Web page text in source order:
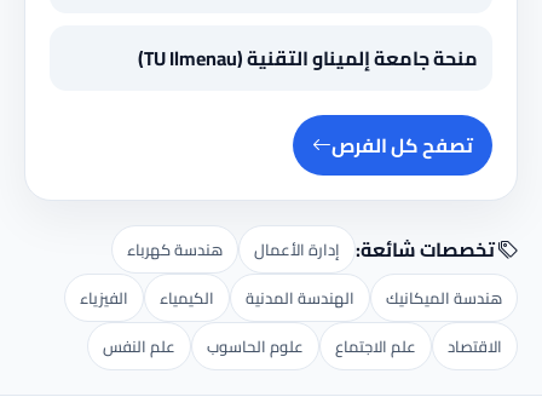
منحة جامعة إلميناو التقنية (TU Ilmenau)
تصفح كل الفرص
تخصصات شائعة: إدارة الأعمال
هندسة كهرباء
هندسة الميكانيك
الهندسة المدنية الكيمياء
الفيزياء
الاقتصاد
علم الاجتماع علوم الحاسوب علم النفس